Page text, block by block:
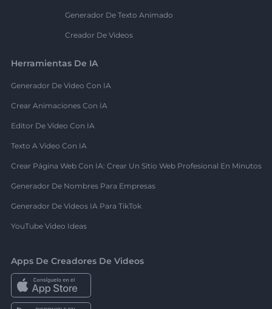
Generador De Texto Animado
Creador De Videos
Herramientas De IA
Generador De Video Con IA
Crear Animaciones Con IA
Editor De Video Con IA
Texto A Video Con IA
Crear Página Web Con IA: Crear Un Sitio Web Profesional En Minutos
Generador De Nombres Para Empresas
Generador De Videos IA Para TikTok
YouTube Video Ideas
Apps De Creadores De Videos